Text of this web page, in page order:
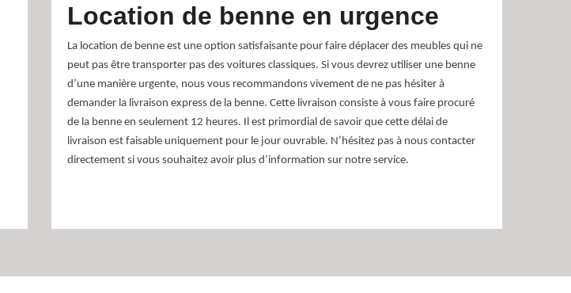
Location de benne en urgence
La location de benne est une option satisfaisante pour faire déplacer des meubles qui ne
peut pas être transporter pas des voitures classiques. Si vous devrez utiliser une benne
d’une manière urgente, nous vous recommandons vivement de ne pas hésiter à
demander la livraison express de la benne. Cette livraison consiste à vous faire procuré
de la benne en seulement 12 heures. Il est primordial de savoir que cette délai de
livraison est faisable uniquement pour le jour ouvrable. N’hésitez pas à nous contacter
directement si vous souhaitez avoir plus d’information sur notre service.